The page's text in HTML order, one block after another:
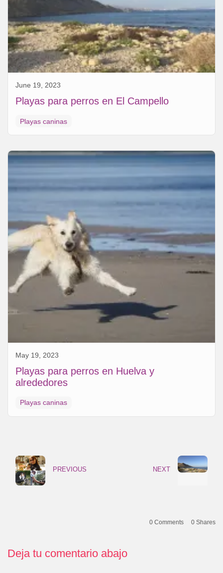
June 19, 2023
Playas para perros en El Campello
Playas caninas
May 19, 2023
Playas para perros en Huelva y
alrededores
Playas caninas
PREVIOUS NEXT
0 Comments 0 Shares
Deja tu comentario abajo